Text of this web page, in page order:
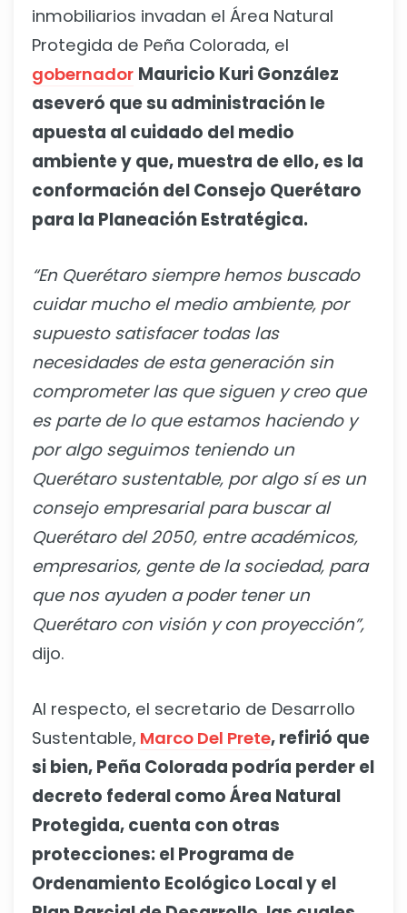
inmobiliarios invadan el Área Natural
Protegida de Peña Colorada, el
gobernador Mauricio Kuri González
aseveró que su administración le
apuesta al cuidado del medio
ambiente y que, muestra de ello, es la
conformación del Consejo Querétaro
para la Planeación Estratégica.
“En Querétaro siempre hemos buscado
cuidar mucho el medio ambiente, por
supuesto satisfacer todas las
necesidades de esta generación sin
comprometer las que siguen y creo que
es parte de lo que estamos haciendo y
por algo seguimos teniendo un
Querétaro sustentable, por algo sí es un
consejo empresarial para buscar al
Querétaro del 2050, entre académicos,
empresarios, gente de la sociedad, para
que nos ayuden a poder tener un
Querétaro con visión y con proyección”,
dijo.
Al respecto, el secretario de Desarrollo
Sustentable, Marco Del Prete, refirió que
si bien, Peña Colorada podría perder el
decreto federal como Área Natural
Protegida, cuenta con otras
protecciones: el Programa de
Ordenamiento Ecológico Local y el